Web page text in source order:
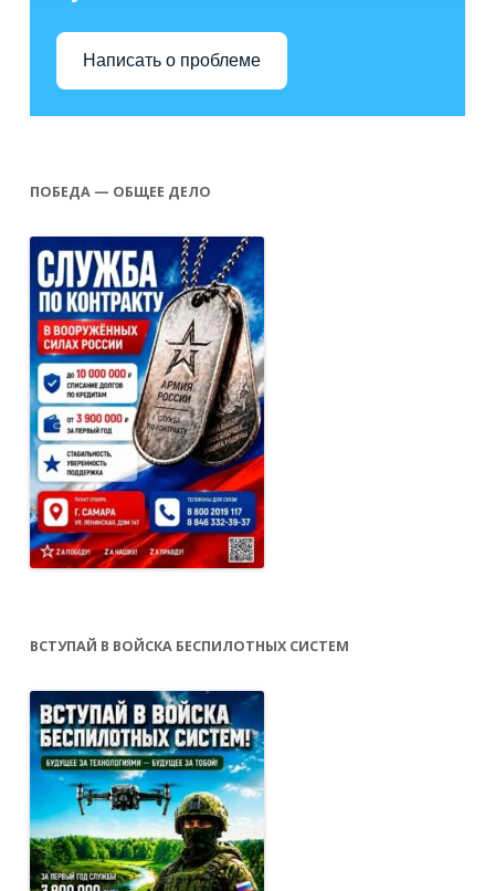
Написать о проблеме
ПОБЕДА — ОБЩЕЕ ДЕЛО
ВСТУПАЙ В ВОЙСКА БЕСПИЛОТНЫХ СИСТЕМ